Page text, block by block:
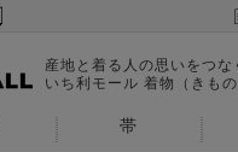
産地と着る人の思いをつな
いち利モール 着物（きも
帯